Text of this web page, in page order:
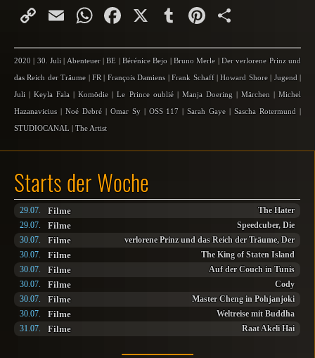
Starts der Woche
The Hater
Filme
29.07.
Speedcuber, Die
Filme
29.07.
verlorene Prinz und das Reich der Träume, Der
Filme
30.07.
The King of Staten Island
Filme
30.07.
Auf der Couch in Tunis
Filme
30.07.
Cody
Filme
30.07.
Master Cheng in Pohjanjoki
Filme
30.07.
Weltreise mit Buddha
Filme
30.07.
Raat Akeli Hai
Filme
31.07.
CopyEmailWhatsApp
Facebook
X TumblrPinterest
2020 | 30. Juli | Abenteuer|BE |Bérénice Bejo |Bruno Merle |Der verlorene Prinz und
das Reich der Träume |FR | François Damiens |Frank Schaff|Howard Shore| Jugend |
Juli |Keyla Fala |Komödie |Le Prince oublié| Manja Doering | Märchen | Michel
Hazanavicius | Noé Debré| Omar Sy| OSS 117 |Sarah Gaye |Sascha Rotermund |
STUDIOCANAL | The Artist